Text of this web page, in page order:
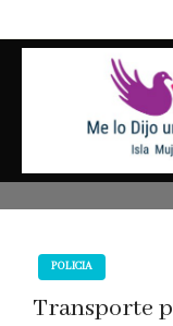
al
POLICIA
Transporte